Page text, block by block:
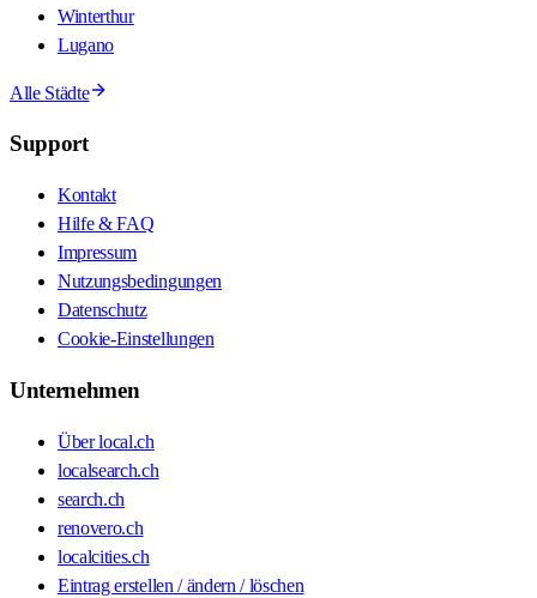
Winterthur
Lugano
Alle Städte
Support
Kontakt
Hilfe & FAQ
Impressum
Nutzungsbedingungen
Datenschutz
Cookie-Einstellungen
Unternehmen
Über local.ch
localsearch.ch
search.ch
renovero.ch
localcities.ch
Eintrag erstellen / ändern / löschen